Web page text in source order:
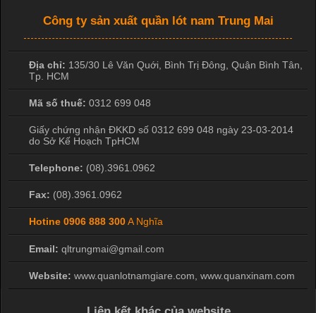
Công ty sản xuất quần lót nam Trung Mai
Địa chỉ: 135/30 Lê Văn Quới, Bình Trị Đông Quận Bình Tân
Tp. HCM
Mã số thuế: 0312 699 048
Giấy chứng nhận ĐKKD số 0312 699 048 ngày 23-03-2014
do Sở Kế Hoạch TpHCM
Telephone: (08).3961.0962
Fax: (08).3961.0962
Hotine 0906 888 300A Nghĩa
Email: qltrungmai@gmail.com
Website: www.quanlotnamgiare.com, www.quanxinam.com